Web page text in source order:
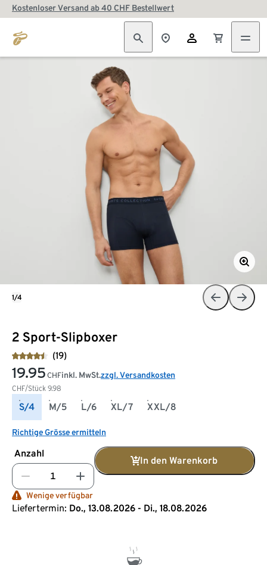
Kostenloser Versand ab 40 CHF Bestellwert
2 Sport-Slipboxer
(19)
19.95 CHF
CHF/Stück 9.98
inkl. MwSt.zzgl. Versandkosten
S/4 M/5 L/6 XL/7 XXL/8
Richtige Grösse ermitteln
Anzahl
In den Warenkorb
Wenige verfügbar
Liefertermin: Do., 13.08.2026 - Di., 18.08.2026
1/4